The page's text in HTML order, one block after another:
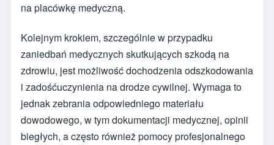
na placówkę medyczną.
Kolejnym krokiem, szczególnie w przypadku
zaniedbań medycznych skutkujących szkodą na
zdrowiu, jest możliwość dochodzenia odszkodowania
i zadośćuczynienia na drodze cywilnej. Wymaga to
jednak zebrania odpowiedniego materiału
dowodowego, w tym dokumentacji medycznej, opinii
biegłych, a często również pomocy profesjonalnego